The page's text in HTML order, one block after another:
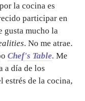
la cocina es
participar en
gusta mucho la
. No me atrae.
Chef's Table. Me
a día de los
estrés de la cocina,